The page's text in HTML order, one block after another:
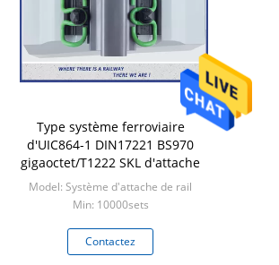
Type système ferroviaire
d'UIC864-1 DIN17221 BS970
gigaoctet/T1222 SKL d'attache
Model: Système d'attache de rail
Min: 10000sets
Contactez